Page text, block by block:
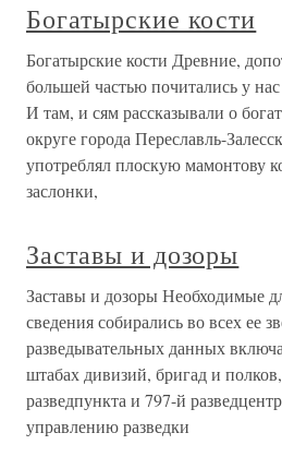
Богатырские кости
Богатырские кости Древние,
большей частью почитались у
И там, и сям рассказывали о
округе города Переславль-
употреблял плоскую мамонтову
заслонки,
Заставы и дозоры
Заставы и дозоры Необходимые
сведения собирались во всех ее
разведывательных данных
штабах дивизий, бригад и
разведпункта и 797-й
управлению разведки